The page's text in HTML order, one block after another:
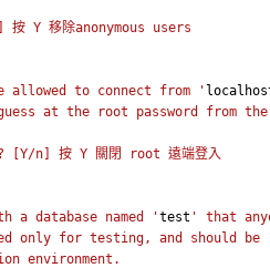
按 Y 移除anonymous users
allowed to connect from '
at the root password from
n] 按 Y 關閉 root 遠端登入
a database named 'test ' that
only for testing, and should be
environment.